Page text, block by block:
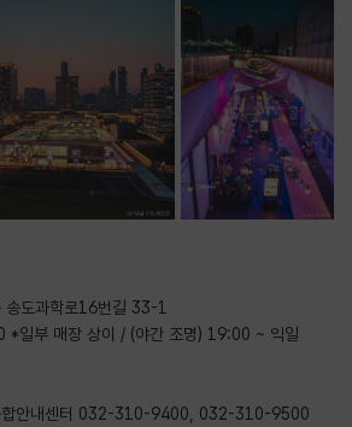
송도과학로16번길 33-1
일부 매장 상이 / (야간 조명) 19:00 ~ 익일
합안내센터 032-310-9400, 032-310-9500